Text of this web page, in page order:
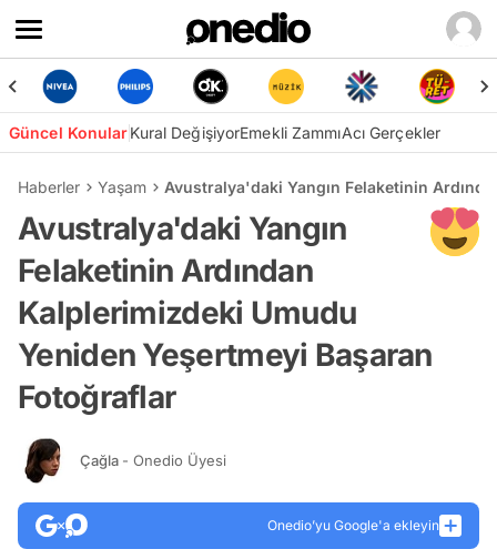
Güncel KonularKural DeğişiyorEmekli ZammıAcı Gerçekler
Haberler Yaşam Avustralya'daki Yangın Felaketinin
Avustralya'daki Yangın
Felaketinin Ardından
Kalplerimizdeki Umudu
Yeniden Yeşertmeyi Başaran
Fotoğraflar
Çağla - Onedio Üyesi
Onedio’yu Google'a ekleyin